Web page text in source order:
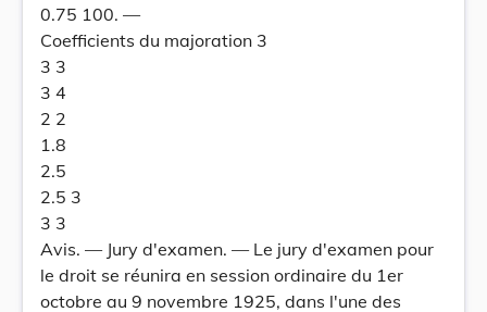
0.75 100. —
Coefficients du majoration 3
3 3
3 4
2 2
1.8
2.5
2.5 3
3 3
Avis. — Jury d'examen. — Le jury d'examen pour
le droit se réunira en session ordinaire du 1er
octobre au 9 novembre 1925, dans l'une des